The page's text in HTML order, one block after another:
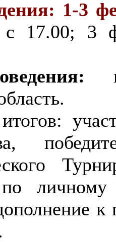
1-3
с 17.00; 3
по